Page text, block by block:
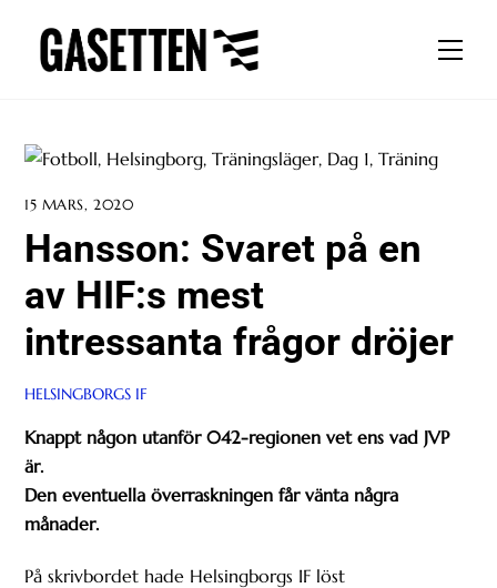
content
15 MARS, 2020
Hansson: Svaret på en
av HIF:s mest
intressanta frågor dröjer
HELSINGBORGS IF
Knappt någon utanför 042-regionen vet ens vad JVP
är.
Den eventuella överraskningen får vänta några
månader.
På skrivbordet hade Helsingborgs IF löst